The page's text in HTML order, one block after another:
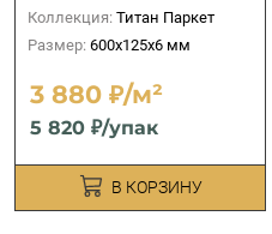
Коллекция: Титан Паркет
Размер: 600х125х6 мм
3 880 ₽/м²
5 820 ₽/упак
В КОРЗИНУ